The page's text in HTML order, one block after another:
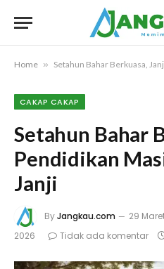
Home » Setahun Bahar Berkuasa,
CAKAP CAKAP
Setahun Bahar
Pendidikan
Janji
ByJangkau.com 29
2026
Tidak ada komentar